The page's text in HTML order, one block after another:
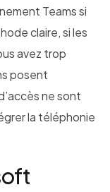
Teams si
claire, si les
avez trop
posent
ne sont
la téléphonie